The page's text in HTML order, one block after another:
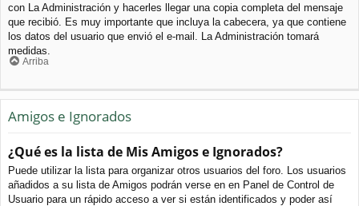
con La Administración y hacerles llegar una copia completa del mensaje
que recibió. Es muy importante que incluya la cabecera, ya que contiene
los datos del usuario que envió el e-mail. La Administración tomará
medidas.
Arriba
Amigos e Ignorados
¿Qué es la lista de Mis Amigos e Ignorados?
Puede utilizar la lista para organizar otros usuarios del foro. Los usuarios
añadidos a su lista de Amigos podrán verse en en Panel de Control de
Usuario para un rápido acceso a ver si están identificados y poder así